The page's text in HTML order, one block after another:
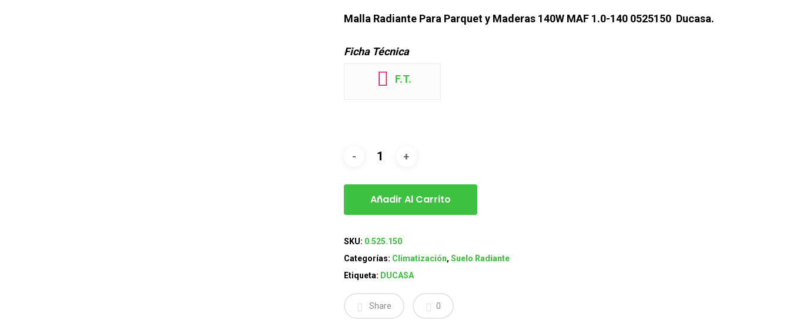
Malla Radiante Para Parquet y Maderas 140W MAF 1.0-140 0525150 Ducasa.
Ficha Técnica
F.T.
Añadir Al Carrito
SKU: 0.525.150
Categorías: Climatización, Suelo Radiante
Etiqueta: DUCASA
Share 0